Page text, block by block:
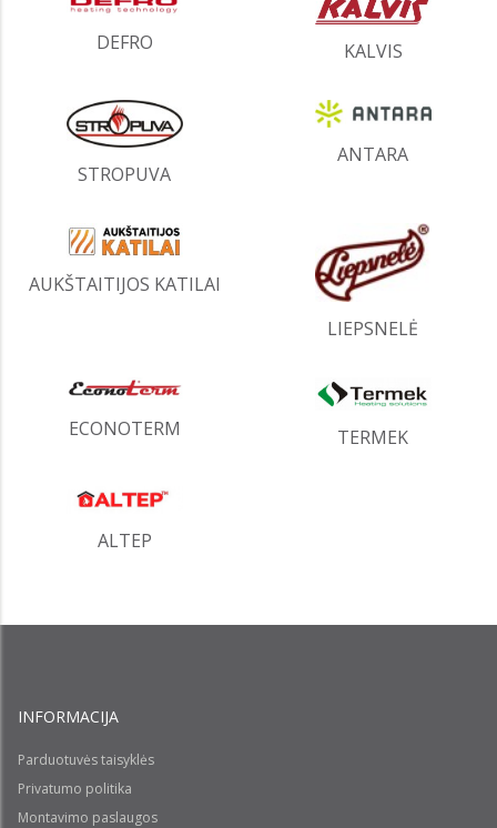
DEFRO KALVIS
STROPUVA
ANTARA
AUKŠTAITIJOS KATILAI
LIEPSNELĖ
ECONOTERM TERMEK
ALTEP
INFORMACIJA
Parduotuvės taisyklės
Privatumo politika
Montavimo paslaugos